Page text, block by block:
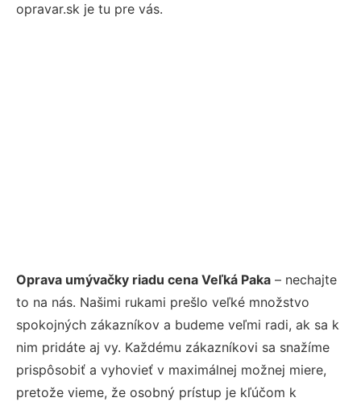
opravar.sk je tu pre vás.
Oprava umývačky riadu cena Veľká Paka – nechajte
to na nás. Našimi rukami prešlo veľké množstvo
spokojných zákazníkov a budeme veľmi radi, ak sa k
nim pridáte aj vy. Každému zákazníkovi sa snažíme
prispôsobiť a vyhovieť v maximálnej možnej miere,
pretože vieme, že osobný prístup je kľúčom k